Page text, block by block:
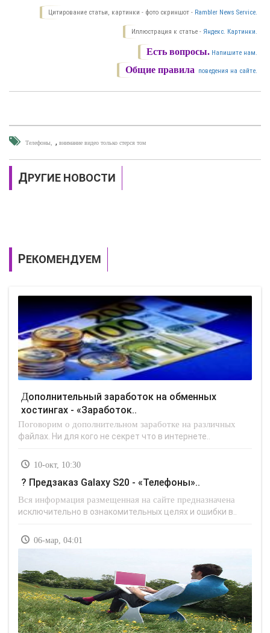
Цитирование статьи, картинки - фото скриншот - Rambler News Service.
Иллюстрация к статье - Яндекс. Картинки.
Есть вопросы. Напишите нам.
Общие правила поведения на сайте.
Телефоны , внимание видео только стерся том
ДРУГИЕ НОВОСТИ
РЕКОМЕНДУЕМ
Дополнительный заработок на обменных
хостингах - «Заработок..
Поговорим о дополнительном заработке на различных
файлах. Ни для кого не секрет что в интернете..
10-окт, 10:30
? Предзаказ Galaxy S20 - «Телефоны»..
Вся информация размещенная на сайте предназначена
исключительно в ознакомительных целях и ошибки в..
06-мар, 04:01